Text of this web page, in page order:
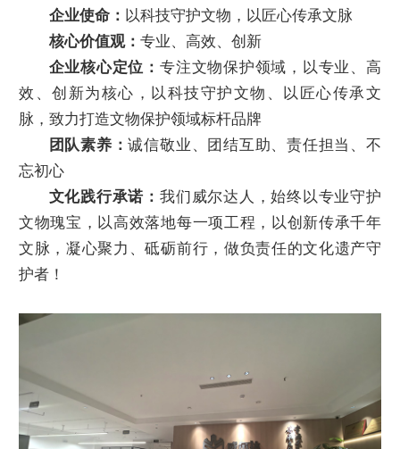
企业使命： 以科技守护文物，以匠心传承文脉
核心价值观： 专业、高效、创新
企业核心定位： 专注文物保护领域，以专业、高
效、创新为核心，以科技守护文物、以匠心传承文
脉，致力打造文物保护领域标杆品牌
团队素养：诚信敬业、团结互助、责任担当、不
忘初心
文化践行承诺： 我们威尔达人，始终以专业守护
文物瑰宝，以高效落地每一项工程，以创新传承千年
文脉，凝心聚力、砥砺前行，做负责任的文化遗产守
护者！